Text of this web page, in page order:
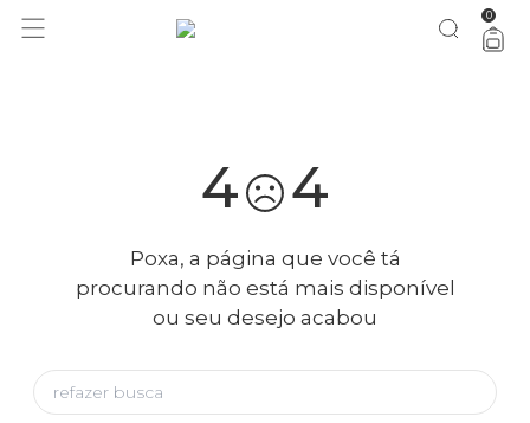
você merece 30% OFF pra comemorar com a gente aproveita! 0
4 4
Poxa, a página que você tá
procurando não está mais disponível
ou seu desejo acabou